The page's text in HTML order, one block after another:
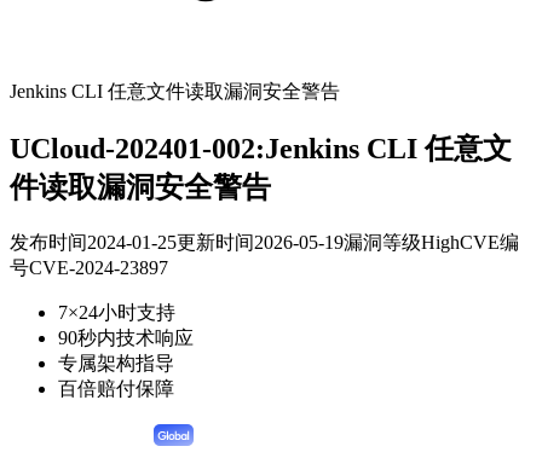
Jenkins CLI 任意文件读取漏洞安全警告
UCloud-202401-002:Jenkins CLI 任意文
件读取漏洞安全警告
发布时间2024-01-25更新时间2026-05-19漏洞等级HighCVE编
号CVE-2024-23897
7×24小时支持
90秒内技术响应
专属架构指导
百倍赔付保障